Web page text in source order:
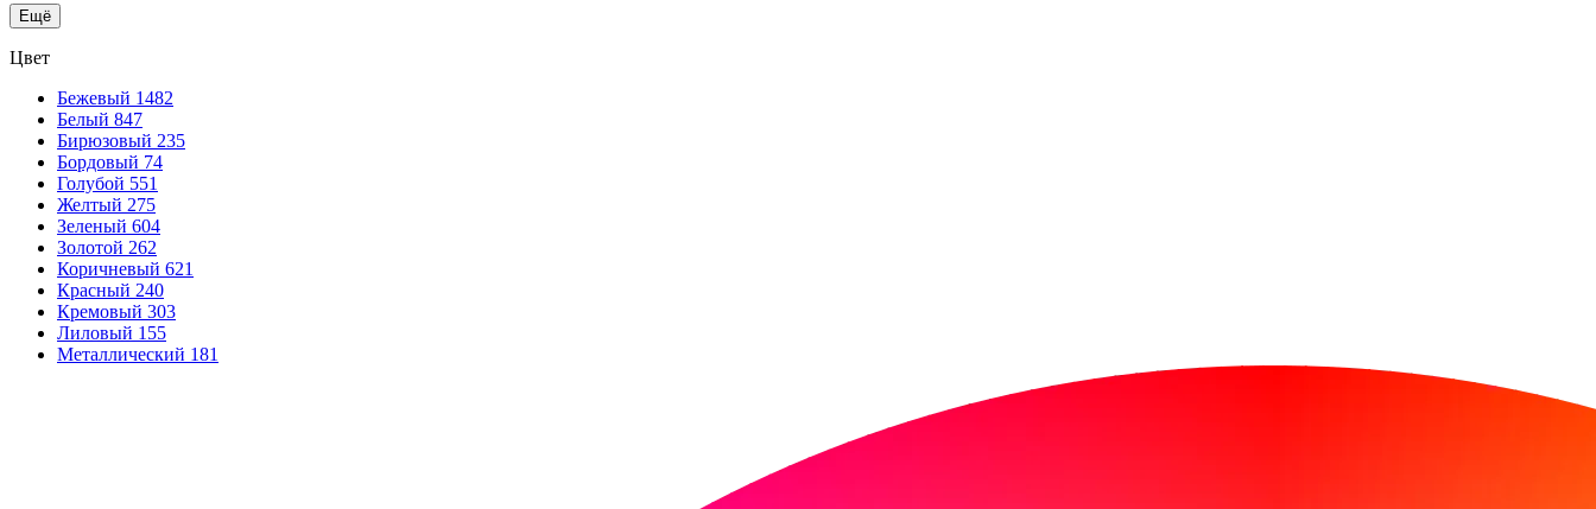
Ещё
Цвет
Бежевый 1482
Белый 847
Бирюзовый 235
Бордовый 74
Голубой 551
Желтый 275
Зеленый 604
Золотой 262
Коричневый 621
Красный 240
Кремовый 303
Лиловый 155
Металлический 181